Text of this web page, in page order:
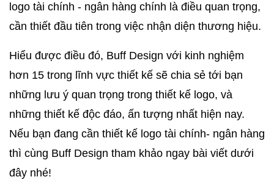
logo tài chính - ngân hàng chính là điều quan trọng,
cần thiết đầu tiên trong việc nhận diện thương hiệu.
Hiểu được điều đó, Buff Design với kinh nghiệm
hơn 15 trong lĩnh vực thiết kế sẽ chia sẻ tới bạn
những lưu ý quan trọng trong thiết kế logo, và
những thiết kế độc đáo, ấn tượng nhất hiện nay.
Nếu bạn đang cần thiết kế logo tài chính- ngân hàng
thì cùng Buff Design tham khảo ngay bài viết dưới
đây nhé!